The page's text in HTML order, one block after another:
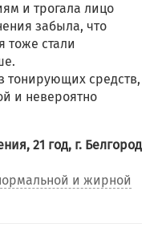
и трогала лицо
забыла, что
тоже стали
тонирующих средств,
и невероятно
21 год, г. Белгород
и жирной